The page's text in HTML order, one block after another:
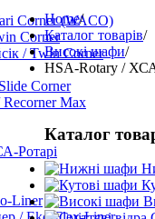
Corner (WACO)
Corner
/ Twin Corner
Corner
Max
Ротарі
Liner
Home/
Каталог товарів/
Високі шафи/
HSA-Rotary /
Каталог